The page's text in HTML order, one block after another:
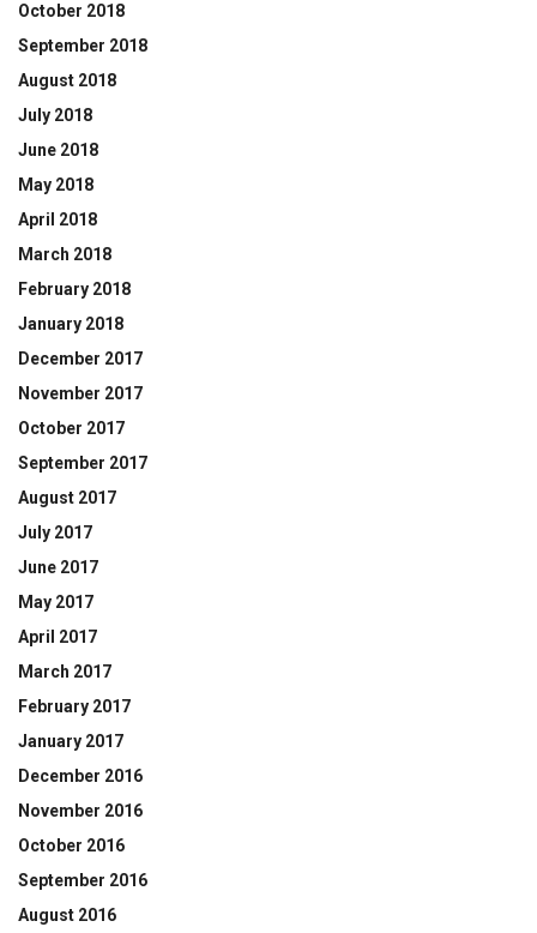
October 2018
September 2018
August 2018
July 2018
June 2018
May 2018
April 2018
March 2018
February 2018
January 2018
December 2017
November 2017
October 2017
September 2017
August 2017
July 2017
June 2017
May 2017
April 2017
March 2017
February 2017
January 2017
December 2016
November 2016
October 2016
September 2016
August 2016